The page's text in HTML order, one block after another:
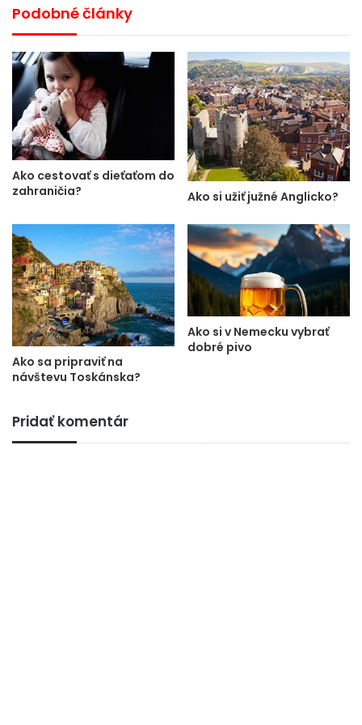
Podobné články
Ako cestovať s dieťaťom do
zahraničia?
Ako si užiť južné Anglicko?
Ako sa pripraviť na
návštevu Toskánska?
Ako si v Nemecku vybrať
dobré pivo
Pridať komentár